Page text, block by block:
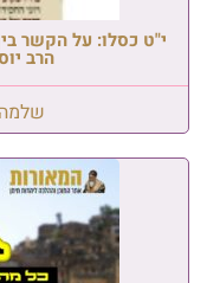
י"ט כסלו: על הקשר
הרב